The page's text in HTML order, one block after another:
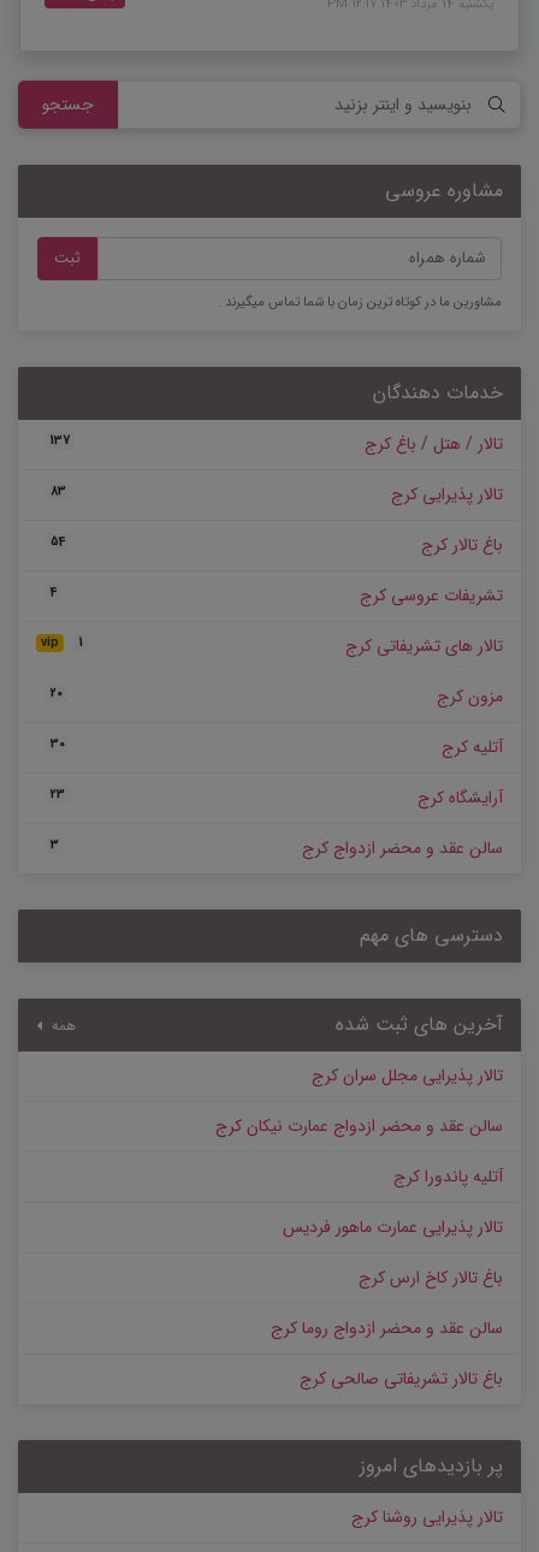
یکشنبه 14 مرداد 1403 12:17 PM
جستجو
مشاوره عروسی
ثبت
مشاورین ما در کوتاه ترین زمان با شما تماس میگیرند .
خدمات دهندگان
تالار / هتل / باغ کرج 137
تالار پذیرایی کرج 83
باغ تالار کرج 54
تشریفات عروسی کرج 4
تالار های تشریفاتی کرج vip 1
مزون کرج 20
آتلیه کرج 30
آرایشگاه کرج 23
سالن عقد و محضر ازدواج کرج 3
دسترسی های مهم
آخرین های ثبت شده همه
تالار پذیرایی مجلل سران کرج
سالن عقد و محضر ازدواج عمارت نیکان کرج
آتلیه پاندورا کرج
تالار پذیرایی عمارت ماهور فردیس
باغ تالار کاخ ارس کرج
سالن عقد و محضر ازدواج روما کرج
باغ تالار تشریفاتی صالحی کرج
پر بازدیدهای امروز
تالار پذیرایی روشنا کرج